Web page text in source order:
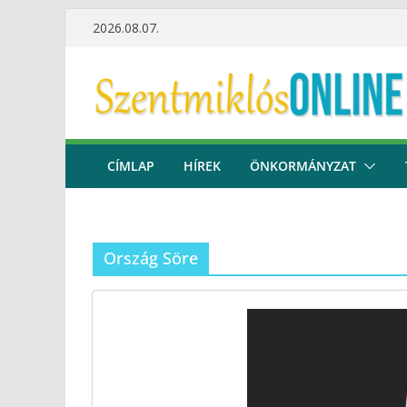
2026.08.07.
CÍMLAP HÍREK ÖNKORMÁNYZAT
Ország Söre